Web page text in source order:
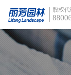
股权